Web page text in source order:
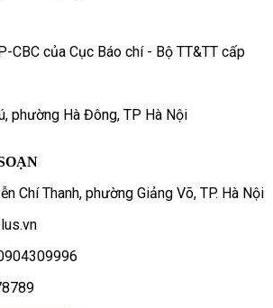
CBC của Cục Báo chí - Bộ TT&TT cấp
phường Hà Đông, TP Hà Nội
Chí Thanh, phường Giảng Võ, TP. Hà Nội